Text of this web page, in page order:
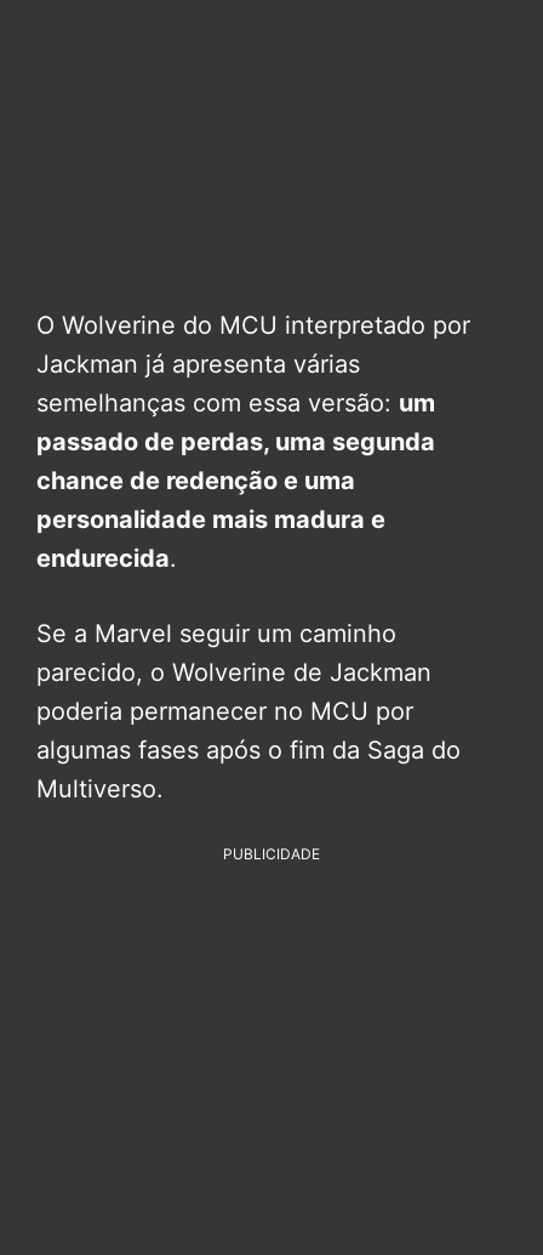
O Wolverine do MCU interpretado por
Jackman já apresenta várias
semelhanças com essa versão: um
passado de perdas, uma segunda
chance de redenção e uma
personalidade mais madura e
endurecida.
Se a Marvel seguir um caminho
parecido, o Wolverine de Jackman
poderia permanecer no MCU por
algumas fases após o fim da Saga do
Multiverso.
PUBLICIDADE